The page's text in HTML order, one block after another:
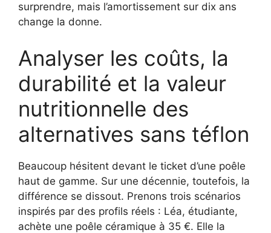
surprendre, mais l’amortissement sur dix ans
change la donne.
Analyser les coûts, la
durabilité et la valeur
nutritionnelle des
alternatives sans téflon
Beaucoup hésitent devant le ticket d’une poêle
haut de gamme. Sur une décennie, toutefois, la
différence se dissout. Prenons trois scénarios
inspirés par des profils réels : Léa, étudiante,
achète une poêle céramique à 35 €. Elle la